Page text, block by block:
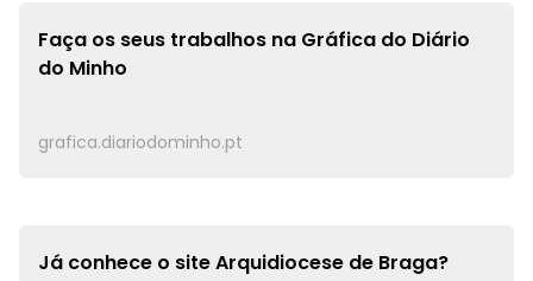
Faça os seus trabalhos na Gráfica do Diário
do Minho
grafica.diariodominho.pt
Já conhece o siteArquidiocese de Braga?